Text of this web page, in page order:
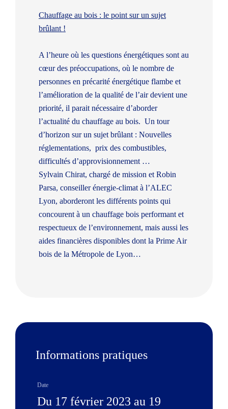
Chauffage au bois : le point sur un sujet
brûlant !
A l’heure où les questions énergétiques sont au
cœur des préoccupations, où le nombre de
personnes en précarité énergétique flambe et
l’amélioration de la qualité de l’air devient une
priorité, il parait nécessaire d’aborder
l’actualité du chauffage au bois. Un tour
d’horizon sur un sujet brûlant : Nouvelles
réglementations, prix des combustibles,
difficultés d’approvisionnement …
Sylvain Chirat, chargé de mission et Robin
Parsa, conseiller énergie-climat à l’ALEC
Lyon, aborderont les différents points qui
concourent à un chauffage bois performant et
respectueux de l’environnement, mais aussi les
aides financières disponibles dont la Prime Air
bois de la Métropole de Lyon…
Informations pratiques
Date
Du 17 février 2023 au 19